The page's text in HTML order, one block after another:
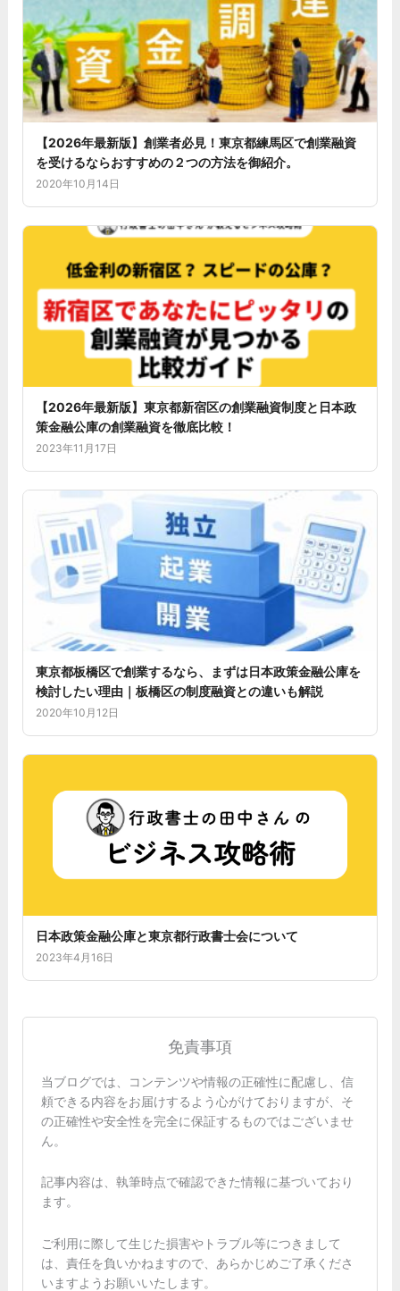
【2026年最新版】創業者必見！東京都練馬区で創業融資
を受けるならおすすめの２つの方法を御紹介。
2020年10月14日
【2026年最新版】東京都新宿区の創業融資制度と日本政
策金融公庫の創業融資を徹底比較！
2023年11月17日
東京都板橋区で創業するなら、まずは日本政策金融公庫を
検討したい理由｜板橋区の制度融資との違いも解説
2020年10月12日
日本政策金融公庫と東京都行政書士会について
2023年4月16日
免責事項
当ブログでは、コンテンツや情報の正確性に配慮し、信
頼できる内容をお届けするよう心がけておりますが、そ
の正確性や安全性を完全に保証するものではございませ
ん。
記事内容は、執筆時点で確認できた情報に基づいており
ます。
ご利用に際して生じた損害やトラブル等につきまして
は、責任を負いかねますので、あらかじめご了承くださ
いますようお願いいたします。